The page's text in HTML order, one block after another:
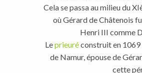
Cela se passa au milieu du
où Gérard de Châtenois
Henri III comme
Leprieuréconstruit en 1069
de Namur, épouse de
cette